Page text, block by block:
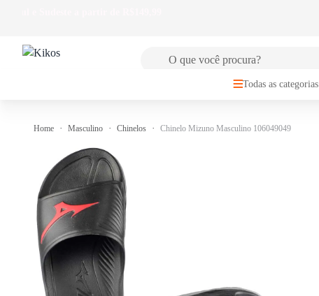
Todas as categorias
Home Masculino Chinelos Chinelo Mizuno Masculino 106049049